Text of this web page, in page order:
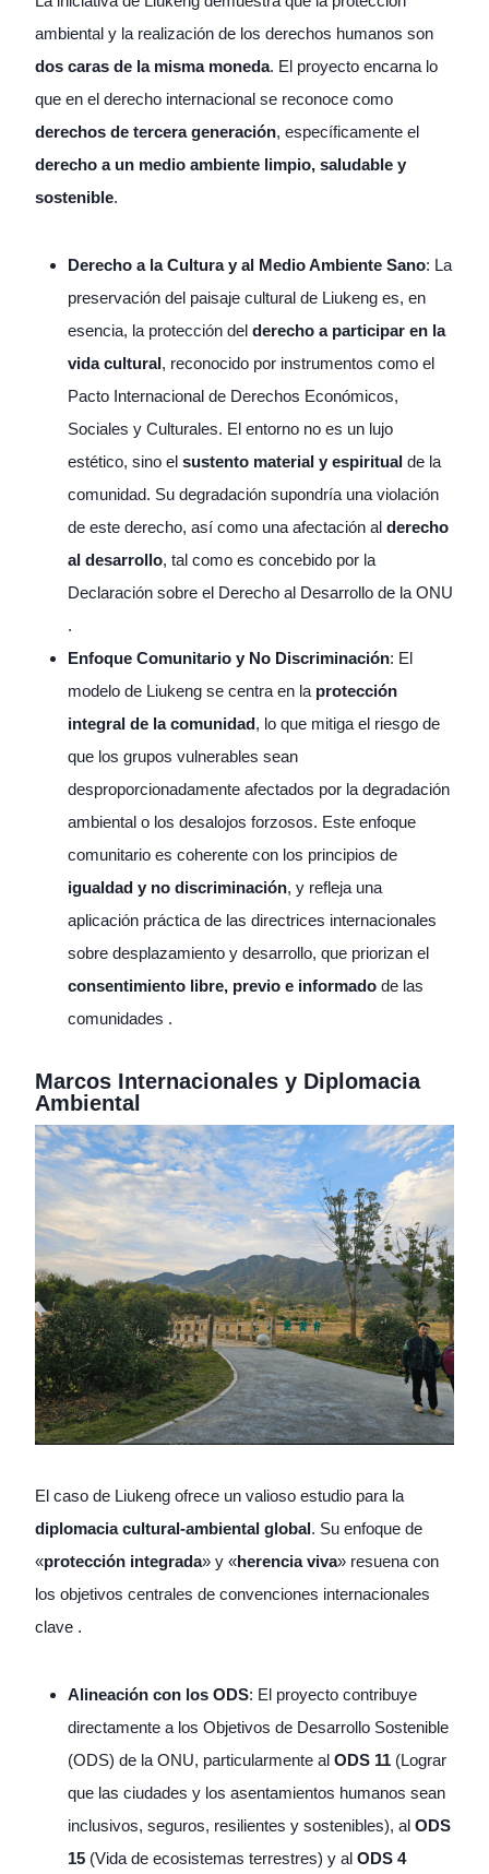
ambiental y la realización de los derechos humanos son
dos caras de la misma moneda. El proyecto encarna lo
que en el derecho internacional se reconoce como
derechos de tercera generación, específicamente el
derecho a un medio ambiente limpio, saludable y
sostenible.
Derecho a la Cultura y al Medio Ambiente Sano: La
preservación del paisaje cultural de Liukeng es, en
esencia, la protección del derecho a participar en la
vida cultural, reconocido por instrumentos como el
Pacto Internacional de Derechos Económicos,
Sociales y Culturales. El entorno no es un lujo
estético, sino el sustento material y espiritual de la
comunidad. Su degradación supondría una violación
de este derecho, así como una afectación al derecho
al desarrollo, tal como es concebido por la
Declaración sobre el Derecho al Desarrollo de la ONU
.
Enfoque Comunitario y No Discriminación: El
modelo de Liukeng se centra en la protección
integral de la comunidad, lo que mitiga el riesgo de
que los grupos vulnerables sean
desproporcionadamente afectados por la degradación
ambiental o los desalojos forzosos. Este enfoque
comunitario es coherente con los principios de
igualdad y no discriminación, y refleja una
aplicación práctica de las directrices internacionales
sobre desplazamiento y desarrollo, que priorizan el
consentimiento libre, previo e informado de las
comunidades .
Marcos Internacionales y Diplomacia
Ambiental
El caso de Liukeng ofrece un valioso estudio para la
diplomacia cultural-ambiental global. Su enfoque de
«protección integrada» y «herencia viva» resuena con
los objetivos centrales de convenciones internacionales
clave .
Alineación con los ODS: El proyecto contribuye
directamente a los Objetivos de Desarrollo Sostenible
(ODS) de la ONU, particularmente al ODS 11 (Lograr
que las ciudades y los asentamientos humanos sean
inclusivos, seguros, resilientes y sostenibles), al ODS
15 (Vida de ecosistemas terrestres) y al ODS 4